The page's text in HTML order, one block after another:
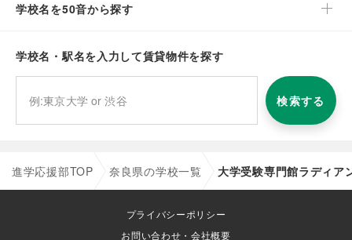
学校名を50音から探す
学校名・駅名を入力して賃貸物件を探す
検索する
進学応援部TOP 奈良県の学校一覧 大学受験専門館ラディア
プライバシーポリシー
お問い合わせ・会社概要